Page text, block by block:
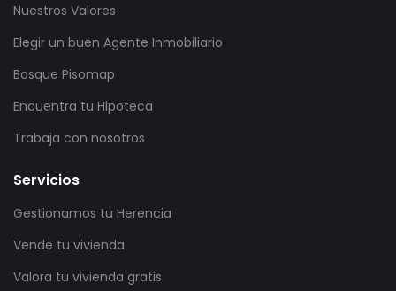
Nuestros Valores
Elegir un buen Agente Inmobiliario
Bosque Pisomap
Encuentra tu Hipoteca
Trabaja con nosotros
Servicios
Gestionamos tu Herencia
Vende tu vivienda
Valora tu vivienda gratis